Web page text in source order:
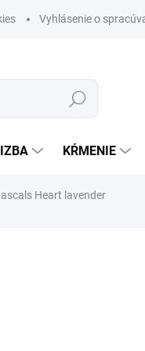
Vyhlásenie o
Hľadať
KŔMENIE
Heart lavender